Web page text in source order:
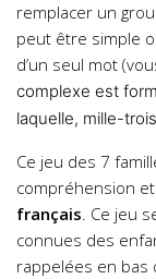
remplacer un
peut être simple
d’un seul mot
complexe est
laquelle, mille-
Ce jeu des 7
compréhension
français. Ce jeu
connues des
rappelées en bas